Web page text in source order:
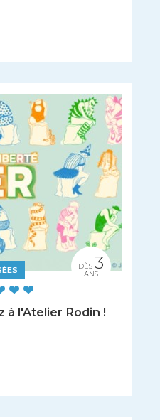
à l'Atelier Rodin !
DÈS 3
ANS